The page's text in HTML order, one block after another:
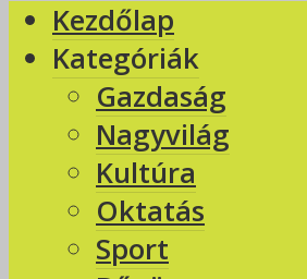
Kezdőlap
Kategóriák
Gazdaság
Nagyvilág
Kultúra
Oktatás
Sport